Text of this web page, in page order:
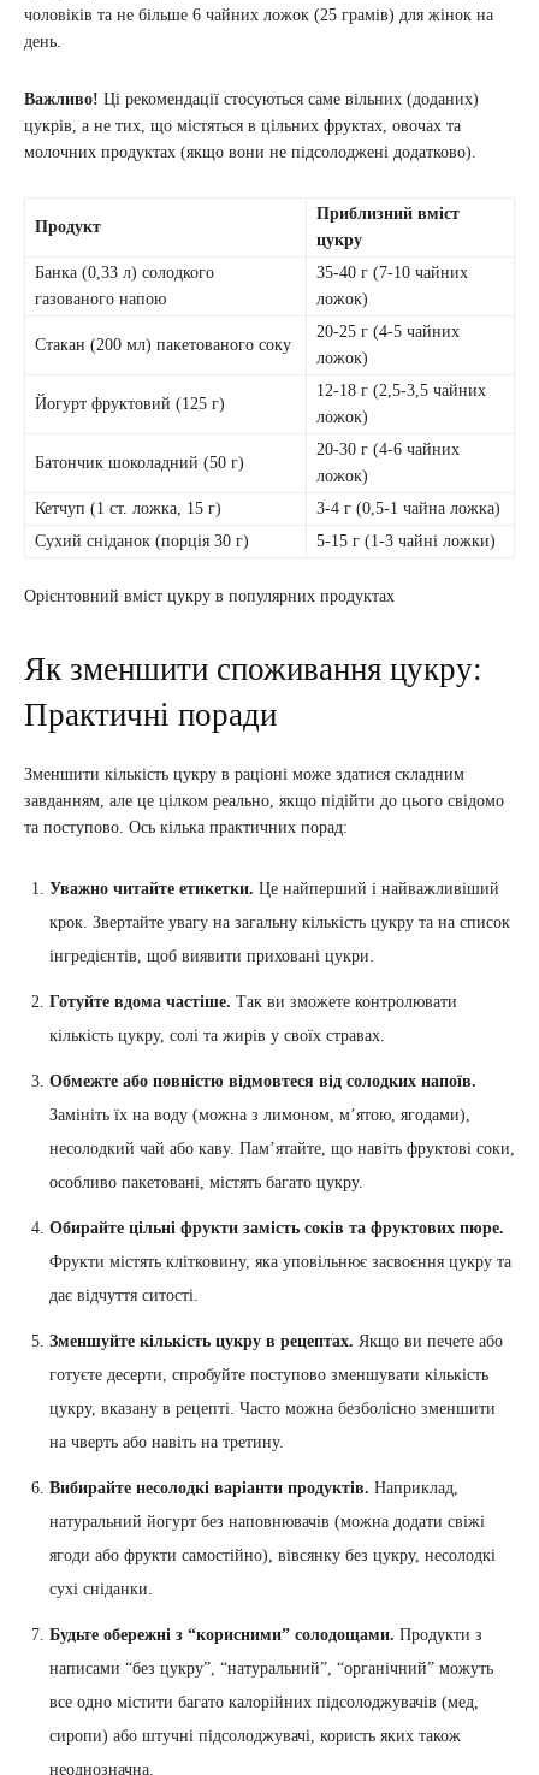
чоловіків та не більше 6 чайних ложок (25 грамів) для жінок на
день.
Важливо! Ці рекомендації стосуються саме вільних (доданих)
цукрів, а не тих, що містяться в цільних фруктах, овочах та
молочних продуктах (якщо вони не підсолоджені додатково).
Продукт
Приблизний вміст
цукру
Банка (0,33 л) солодкого
газованого напою
35-40 г (7-10 чайних
ложок)
Стакан (200 мл) пакетованого соку
20-25 г (4-5 чайних
ложок)
Йогурт фруктовий (125 г)
12-18 г (2,5-3,5 чайних
ложок)
Батончик шоколадний (50 г)
20-30 г (4-6 чайних
ложок)
Кетчуп (1 ст. ложка, 15 г)
3-4 г (0,5-1 чайна ложка)
Сухий сніданок (порція 30 г)
5-15 г (1-3 чайні ложки)
Орієнтовний вміст цукру в популярних продуктах
Як зменшити споживання цукру:
Практичні поради
Зменшити кількість цукру в раціоні може здатися складним
завданням, але це цілком реально, якщо підійти до цього свідомо
та поступово. Ось кілька практичних порад:
Уважно читайте етикетки. Це найперший і найважливіший
крок. Звертайте увагу на загальну кількість цукру та на список
інгредієнтів, щоб виявити приховані цукри.
Готуйте вдома частіше. Так ви зможете контролювати
кількість цукру, солі та жирів у своїх стравах.
Обмежте або повністю відмовтеся від солодких напоїв.
Замініть їх на воду (можна з лимоном, м’ятою, ягодами),
несолодкий чай або каву. Пам’ятайте, що навіть фруктові соки,
особливо пакетовані, містять багато цукру.
Обирайте цільні фрукти замість соків та фруктових пюре.
Фрукти містять клітковину, яка уповільнює засвоєння цукру та
дає відчуття ситості.
Зменшуйте кількість цукру в рецептах. Якщо ви печете або
готуєте десерти, спробуйте поступово зменшувати кількість
цукру, вказану в рецепті. Часто можна безболісно зменшити
на чверть або навіть на третину.
Вибирайте несолодкі варіанти продуктів. Наприклад,
натуральний йогурт без наповнювачів (можна додати свіжі
ягоди або фрукти самостійно), вівсянку без цукру, несолодкі
сухі сніданки.
Будьте обережні з “корисними” солодощами. Продукти з
написами “без цукру”, “натуральний”, “органічний” можуть
все одно містити багато калорійних підсолоджувачів (мед,
сиропи) або штучні підсолоджувачі, користь яких також
неоднозначна.